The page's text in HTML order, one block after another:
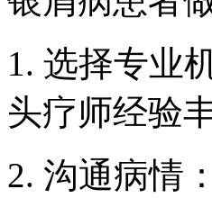
1. 选择专业
头疗师经验
2. 沟通病情